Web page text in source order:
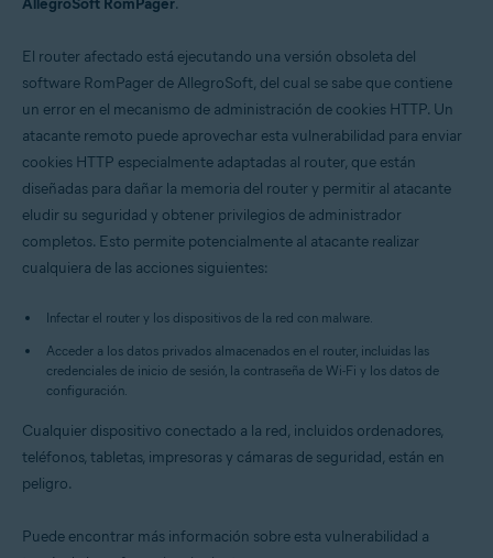
AllegroSoft RomPager.
El router afectado está ejecutando una versión obsoleta del
software RomPager de AllegroSoft, del cual se sabe que contiene
un error en el mecanismo de administración de cookies HTTP. Un
atacante remoto puede aprovechar esta vulnerabilidad para enviar
cookies HTTP especialmente adaptadas al router, que están
diseñadas para dañar la memoria del router y permitir al atacante
eludir su seguridad y obtener privilegios de administrador
completos. Esto permite potencialmente al atacante realizar
cualquiera de las acciones siguientes:
Infectar el router y los dispositivos de la red con malware.
Acceder a los datos privados almacenados en el router, incluidas las
credenciales de inicio de sesión, la contraseña de Wi-Fi y los datos de
configuración.
Cualquier dispositivo conectado a la red, incluidos ordenadores,
teléfonos, tabletas, impresoras y cámaras de seguridad, están en
peligro.
Puede encontrar más información sobre esta vulnerabilidad a